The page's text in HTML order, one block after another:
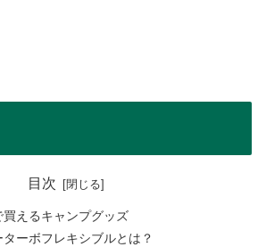
目次
買えるキャンプグッズ
ーボフレキシブルとは？